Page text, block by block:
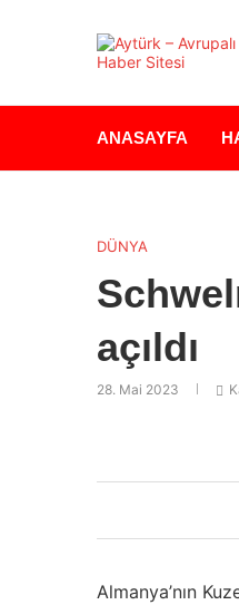
ANASAYFA
DÜNYA
açıldı
28. Mai 2023
Almanya’nın